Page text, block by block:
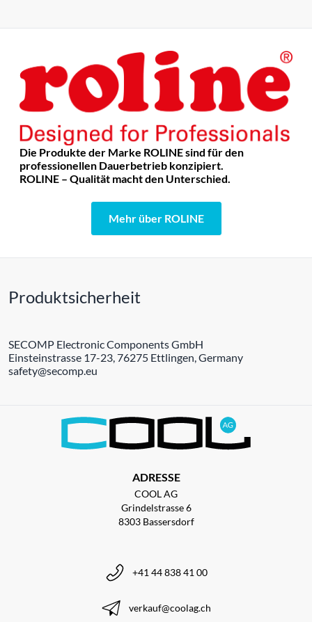
Die Produkte der Marke ROLINE sind für den
professionellen Dauerbetrieb konzipiert.
ROLINE – Qualität macht den Unterschied.
Mehr über ROLINE
Produktsicherheit
SECOMP Electronic Components GmbH
Einsteinstrasse 17-23, 76275 Ettlingen, Germany
safety@secomp.eu
ADRESSE
COOL AG
Grindelstrasse 6
8303 Bassersdorf
+41 44 838 41 00
verkauf@coolag.ch